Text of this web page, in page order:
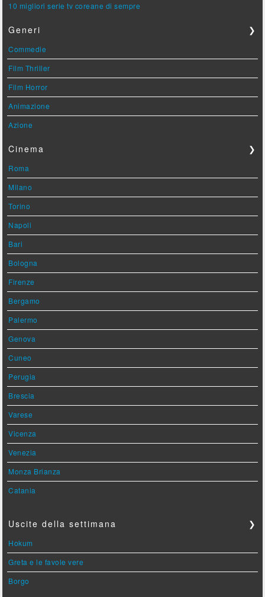
10 migliori serie tv coreane di sempre
Generi ❯
Commedie
Film Thriller
Film Horror
Animazione
Azione
Cinema ❯
Roma
Milano
Torino
Napoli
Bari
Bologna
Firenze
Bergamo
Palermo
Genova
Cuneo
Perugia
Brescia
Varese
Vicenza
Venezia
Monza Brianza
Catania
Uscite della settimana ❯
Hokum
Greta e le favole vere
Borgo